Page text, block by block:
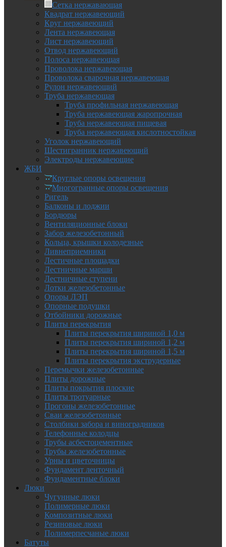
Сетка нержавающая
Квадрат нержавеющий
Круг нержавеющий
Лента нержавеющая
Лист нержавеющий
Отвод нержавеющий
Полоса нержавеющая
Проволока нержавеющая
Проволока сварочная нержавеющая
Рулон нержавеющий
Труба нержавеющая
Труба профильная нержавеющая
Труба нержавеющая жаропрочная
Труба нержавеющая пищевая
Труба нержавеющая кислотностойкая
Уголок нержавеющий
Шестигранник нержавеющий
Электроды нержавеющие
ЖБИ
Круглые опоры освещения
Многогранные опоры освещения
Ригель
Балконы и лоджии
Бордюры
Вентиляционные блоки
Забор железобетонный
Кольца, крышки колодезные
Ливнеприемники
Лестичные площадки
Лестничные марши
Лестничные ступени
Лотки железобетонные
Опоры ЛЭП
Опорные подушки
Отбойники дорожные
Плиты перекрытия
Плиты перекрытия шириной 1,0 м
Плиты перекрытия шириной 1,2 м
Плиты перекрытия шириной 1,5 м
Плиты перекрытия экструдерные
Перемычки железобетонные
Плиты дорожные
Плиты покрытия плоские
Плиты тротуарные
Прогоны железобетонные
Сваи железобетонные
Столбики забора и виноградников
Телефонные колодцы
Трубы асбестоцементные
Трубы железобетонные
Урны и цветочницы
Фундамент ленточный
Фундаментные блоки
Люки
Чугунные люки
Полимерные люки
Композитные люки
Резиновые люки
Полимерпесчаные люки
Батуты